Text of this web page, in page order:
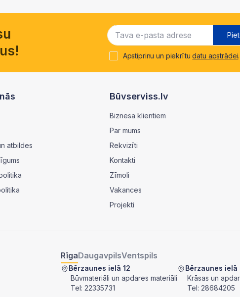
Apstiprinu un piekrītudatu apstrādei.
atbildes
Būvserviss.lv
Biznesa klientiem
Par mums
Rekvizīti
Kontakti
Zīmoli
Vakances
Projekti
RīgaDaugavpilsVentspils
Bērzaunes ielā 12
Būvmateriāli un apdares materiāli
Tel: 22335731
Bērzaunes ielā
Krāsas un
Tel: 28684205